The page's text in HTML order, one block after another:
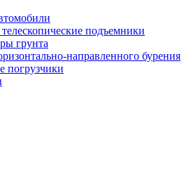
подъемники
грунта
направленного бурения
погрузчики